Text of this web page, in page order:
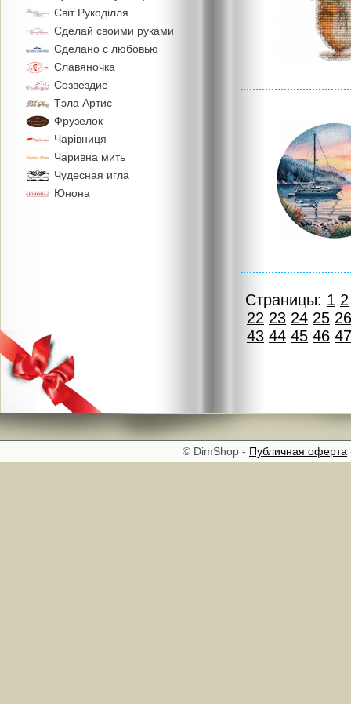
Свiт Рукодiлля
Сделай своими руками
Сделано с любовью
Славяночка
Созвездие
Тэла Артис
Фрузелок
Чарiвниця
Чаривна мить
Чудесная игла
Юнона
Страницы: 1 2
22 23 24 25 26
43 44 45 46 47
© DimShop - Публичная оферта